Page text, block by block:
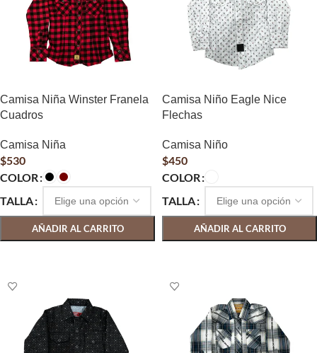
Camisa Niña Winster Franela
Cuadros
Camisa Niña
$530
COLOR
TALLA
AÑADIR AL CARRITO
Camisa Niño Eagle Nice
Flechas
Camisa Niño
$450
COLOR
TALLA
AÑADIR AL CARRITO